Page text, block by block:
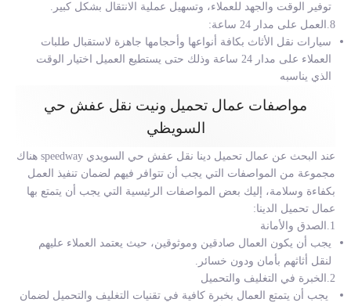
توفير الوقت والجهد للعملاء، وتسهيل عملية الانتقال بشكل كبير.
8.العمل على مدار 24 ساعة:
سيارات نقل الأثاث بكافة أنواعها وأحجامها جاهزة لاستقبال طلبات
العملاء على مدار 24 ساعة وذلك حتى يستطيع العميل اختيار الوقت
الذي يناسبه
مواصفات عمال تحميل ونيت نقل عفش حي
السويظي
عند البحث عن عمال تحميل دينا نقل عفش حي السويدي
speedway هناك
مجموعة من المواصفات التي يجب أن تتوافر فيهم لضمان تنفيذ العمل
بكفاءة وسلامة، إليك بعض المواصفات الرئيسية التي يجب أن يتمتع بها
عمال تحميل الدينا:
1.الصدق والأمانة
يجب أن يكون العمال صادقين وموثوقين، حيث يعتمد العملاء عليهم
لنقل أثاثهم بأمان ودون خسائر.
2.الخبرة في التغليف والتحميل
يجب أن يتمتع العمال بخبرة كافية في تقنيات التغليف والتحميل لضمان